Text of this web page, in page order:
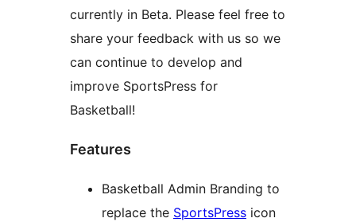
currently in Beta. Please feel free to
share your feedback with us so we
can continue to develop and
improve SportsPress for
Basketball!
Features
Basketball Admin Branding to
replace the SportsPress icon